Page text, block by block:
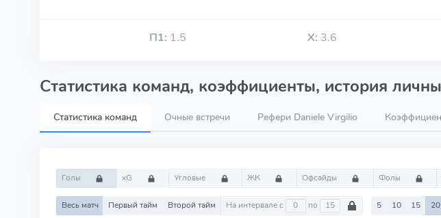
П1: 1.5 Х: 3.6
Статистика команд, коэффициенты, история
Статистика команд Очные встречи Рефери Daniele Virgilio
Голы xG Угловые ЖК Офсайды Фолы
Весь матч Первый тайм Второй тайм На интервале с по 5 10 15 20